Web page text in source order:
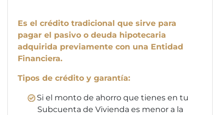
Es el crédito tradicional que sirve para
pagar el pasivo o deuda hipotecaria
adquirida previamente con una Entidad
Financiera.
Tipos de crédito y garantía:
Si el monto de ahorro que tienes en tu
Subcuenta de Vivienda es menor a la